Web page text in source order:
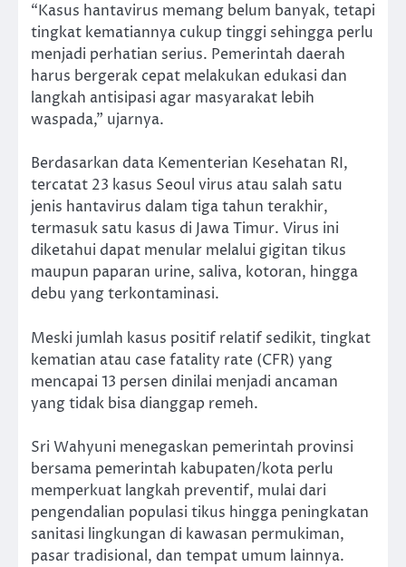
“Kasus hantavirus memang belum banyak, tetapi
tingkat kematiannya cukup tinggi sehingga perlu
menjadi perhatian serius. Pemerintah daerah
harus bergerak cepat melakukan edukasi dan
langkah antisipasi agar masyarakat lebih
waspada,” ujarnya.
Berdasarkan data Kementerian Kesehatan RI,
tercatat 23 kasus Seoul virus atau salah satu
jenis hantavirus dalam tiga tahun terakhir,
termasuk satu kasus di Jawa Timur. Virus ini
diketahui dapat menular melalui gigitan tikus
maupun paparan urine, saliva, kotoran, hingga
debu yang terkontaminasi.
Meski jumlah kasus positif relatif sedikit, tingkat
kematian atau case fatality rate (CFR) yang
mencapai 13 persen dinilai menjadi ancaman
yang tidak bisa dianggap remeh.
Sri Wahyuni menegaskan pemerintah provinsi
bersama pemerintah kabupaten/kota perlu
memperkuat langkah preventif, mulai dari
pengendalian populasi tikus hingga peningkatan
sanitasi lingkungan di kawasan permukiman,
pasar tradisional, dan tempat umum lainnya.